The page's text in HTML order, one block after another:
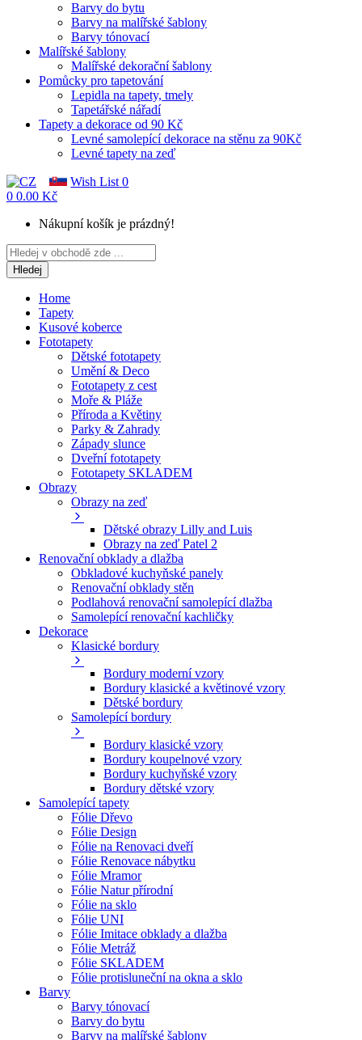
Barvy do bytu
Barvy na malířské šablony
Barvy tónovací
Malířské šablony
Malířské dekorační šablony
Pomůcky pro tapetování
Lepidla na tapety, tmely
Tapetářské nářadí
Tapety a dekorace od 90 Kč
Levné samolepící dekorace na stěnu za 90Kč
Levné tapety na zeď
Wish List 0
0 0.00 Kč
Nákupní košík je prázdný!
Hledej
Home
Tapety
Kusové koberce
Fototapety
Dětské fototapety
Umění & Deco
Fototapety z cest
Moře & Pláže
Příroda a Květiny
Parky & Zahrady
Západy slunce
Dveřní fototapety
Fototapety SKLADEM
Obrazy
Obrazy na zeď
Dětské obrazy Lilly and Luis
Obrazy na zeď Patel 2
Renovační obklady a dlažba
Obkladové kuchyňské panely
Renovační obklady stěn
Podlahová renovační samolepící dlažba
Samolepící renovační kachličky
Dekorace
Klasické bordury
Bordury moderní vzory
Bordury klasické a květinové vzory
Dětské bordury
Samolepící bordury
Bordury klasické vzory
Bordury koupelnové vzory
Bordury kuchyňské vzory
Bordury dětské vzory
Samolepící tapety
Fólie Dřevo
Fólie Design
Fólie na Renovaci dveří
Fólie Renovace nábytku
Fólie Mramor
Fólie Natur přírodní
Fólie na sklo
Fólie UNI
Fólie Imitace obklady a dlažba
Fólie Metráž
Fólie SKLADEM
Fólie protisluneční na okna a sklo
Barvy
Barvy tónovací
Barvy do bytu
Barvy na malířské šablony